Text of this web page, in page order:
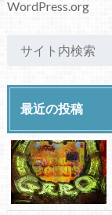
WordPress.org
最近の投稿